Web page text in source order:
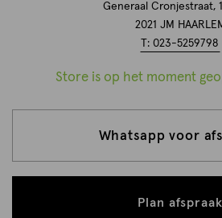
Generaal Cronjestraat,
2021 JM
T: 023-5259798
Store is op het moment
Whatsapp voor
Plan afspraak